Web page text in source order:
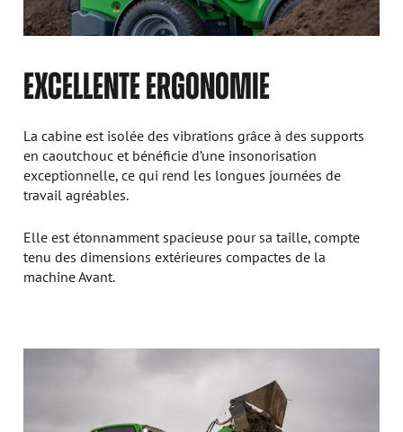
EXCELLENTE ERGONOMIE
La cabine est isolée des vibrations grâce à des supports
en caoutchouc et bénéficie d’une insonorisation
exceptionnelle, ce qui rend les longues journées de
travail agréables.
Elle est étonnamment spacieuse pour sa taille, compte
tenu des dimensions extérieures compactes de la
machine Avant.